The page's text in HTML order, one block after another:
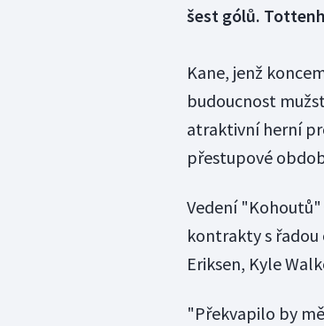
šest gólů.
Kane, jenž
budoucnost
atraktivní herní
přestupové
Vedení
kontrakty s
Eriksen, Kyle
"Překvapilo by